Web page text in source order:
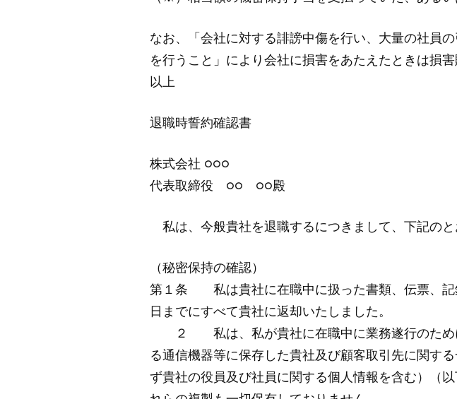
なお、「会社に対する誹謗中傷を行い、大量の社員
を行うこと」により会社に損害をあたえたときは損
以上
退職時誓約確認書
株式会社 ○○○
代表取締役 ○○ ○○殿
私は、今般貴社を退職するにつきまして、下記のと
（秘密保持の確認）
第１条 私は貴社に在職中に扱った書類、伝票、記
日までにすべて貴社に返却いたしました。
２ 私は、私が貴社に在職中に業務遂行のために
る通信機器等に保存した貴社及び顧客取引先に関す
ず貴社の役員及び社員に関する個人情報を含む）（